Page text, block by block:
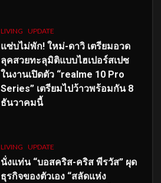
LIVING UPDATE
แซ่บไม่พัก! ใหม่-ดาวิ เตรียมอวด
ลุคสวยทะลุมิติแบบไฮเปอร์สเปซ
ในงานเปิดตัว “realme 10 Pro
Series” เตรียมไปว้าวพร้อมกัน 8
ธันวาคมนี้
LIVING UPDATE
นั่งแท่น “บอสคริส-คริส พีรวัส” ผุด
ธุรกิจของตัวเอง “สลัดแห่ง